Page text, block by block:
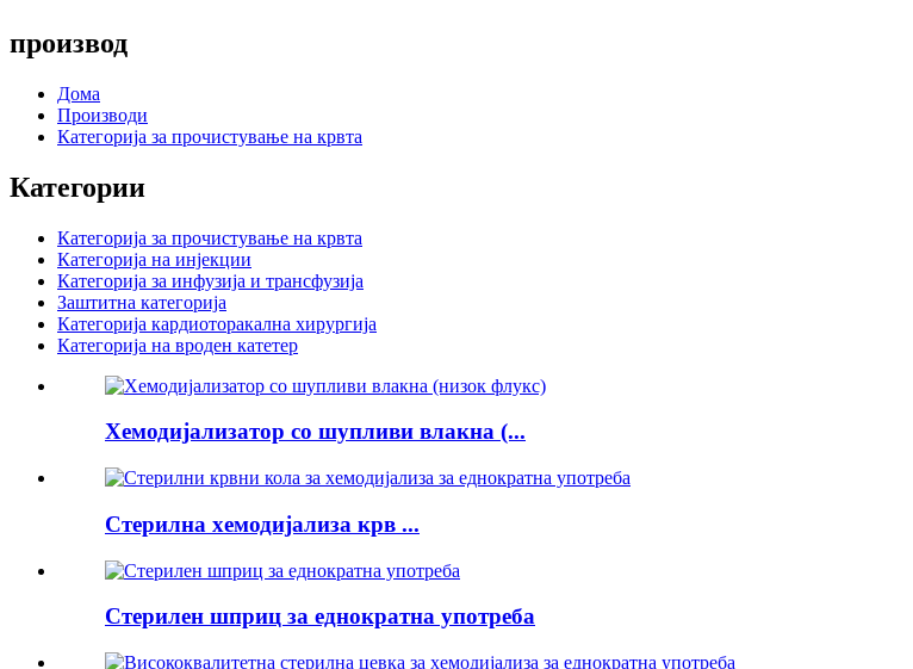
производ
Дома
Производи
Категорија за прочистување на крвта
Категории
Категорија за прочистување на крвта
Категорија на инјекции
Категорија за инфузија и трансфузија
Заштитна категорија
Категорија кардиоторакална хирургија
Категорија на вроден катетер
Хемодијализатор со шупливи влакна (...
Стерилна хемодијализа крв ...
Стерилен шприц за еднократна употреба